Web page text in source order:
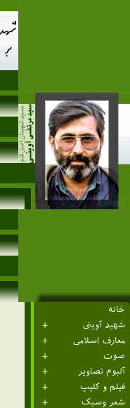
خانه
شهید آوینی
معارف اسلامی
صوت
آلبوم تصاویر
فیلم و کلیپ
شعر وسبک